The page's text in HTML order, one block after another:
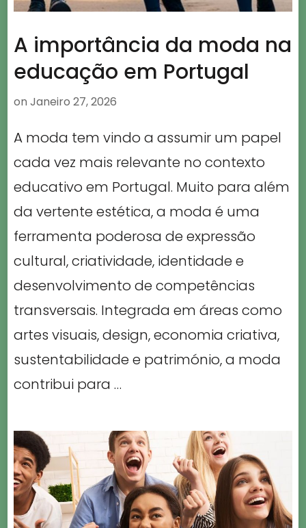
A importância da moda na
educação em Portugal
on Janeiro 27, 2026
A moda tem vindo a assumir um papel
cada vez mais relevante no contexto
educativo em Portugal. Muito para além
da vertente estética, a moda é uma
ferramenta poderosa de expressão
cultural, criatividade, identidade e
desenvolvimento de competências
transversais. Integrada em áreas como
artes visuais, design, economia criativa,
sustentabilidade e património, a moda
contribui para …